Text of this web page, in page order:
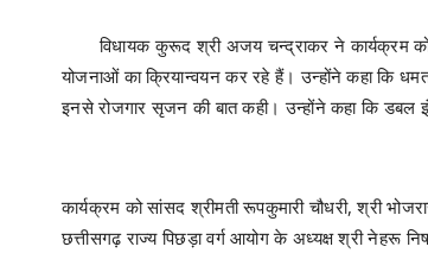
विधायक कुरूद श्री अजय चन्द्राकर ने कार्यक्रम
योजनाओं का क्रियान्वयन कर रहे हैं। उन्होंने कहा कि
इनसे रोजगार सृजन की बात कही। उन्होंने कहा कि डबल
कार्यक्रम को सांसद श्रीमती रूपकुमारी चौधरी, श्री
छत्तीसगढ़ राज्य पिछड़ा वर्ग आयोग के अध्यक्ष श्री नेहरू